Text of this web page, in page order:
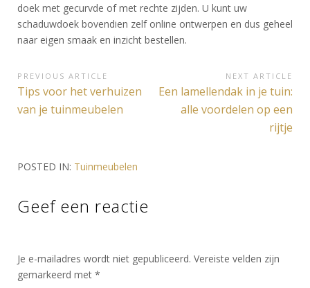
doek met gecurvde of met rechte zijden. U kunt uw
schaduwdoek bovendien zelf online ontwerpen en dus geheel
naar eigen smaak en inzicht bestellen.
Bericht
navigatie
PREVIOUS ARTICLE
Previous
Article:
Tips voor het verhuizen
van je tuinmeubelen
NEXT ARTICLE
Next
Article:
Een lamellendak in je tuin:
alle voordelen op een
rijtje
POSTED IN: Tuinmeubelen
Geef een reactie
Je e-mailadres wordt niet gepubliceerd. Vereiste velden zijn
gemarkeerd met *